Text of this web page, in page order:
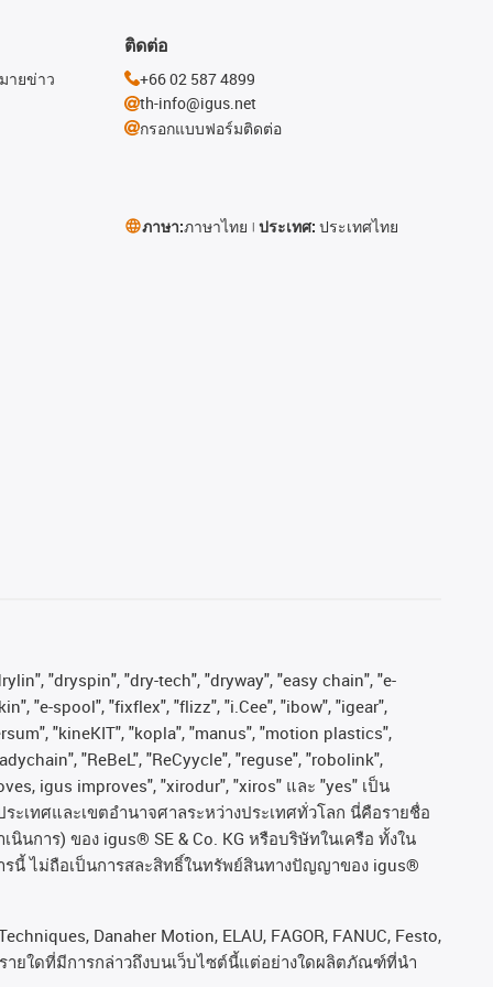
ายข่าว
ติดต่อ
+66 02 587 4899
th-info@igus.net
กรอกแบบฟอร์มติดต่อ
ภาษา:ภาษาไทย ประเทศ: ประเทศไทย
"dryspin", "dry-tech", "dryway", "easy chain", "e-
"e-spool", "fixflex", "flizz", "i.Cee", "ibow", "igear",
"kineKIT", "kopla", "manus", "motion plastics",
"ReBeL", "ReCyycle", "reguse", "robolink",
igus improves", "xirodur", "xiros" และ "yes" เป็น
ะเทศและเขตอํานาจศาลระหว่างประเทศทั่วโลก นี่คือรายชื่อ
นินการ) ของ igus® SE & Co. KG หรือบริษัทในเครือ ทั้งใน
รนี้ไม่ถือเป็นการสละสิทธิ์ในทรัพย์สินทางปัญญาของ igus®
Danaher Motion, ELAU, FAGOR, FANUC, Festo,
รายใดที่มีการกล่าวถึงบนเว็บไซต์นี้แต่อย่างใดผลิตภัณฑ์ที่นํา